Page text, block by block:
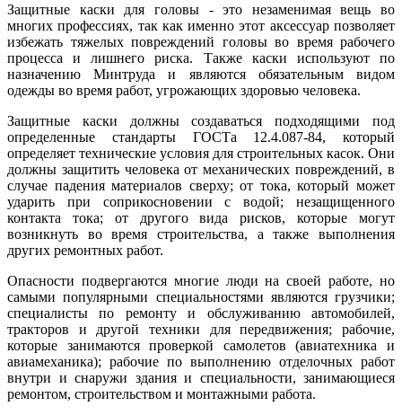
Защитные каски для головы - это незаменимая вещь во
многих профессиях, так как именно этот аксессуар позволяет
избежать тяжелых повреждений головы во время рабочего
процесса и лишнего риска. Также каски используют по
назначению Минтруда и являются обязательным видом
одежды во время работ, угрожающих здоровью человека.
Защитные каски должны создаваться подходящими под
определенные стандарты ГОСТа 12.4.087-84, который
определяет технические условия для строительных касок. Они
должны защитить человека от механических повреждений, в
случае падения материалов сверху; от тока, который может
ударить при соприкосновении с водой; незащищенного
контакта тока; от другого вида рисков, которые могут
возникнуть во время строительства, а также выполнения
других ремонтных работ.
Опасности подвергаются многие люди на своей работе, но
самыми популярными специальностями являются грузчики;
специалисты по ремонту и обслуживанию автомобилей,
тракторов и другой техники для передвижения; рабочие,
которые занимаются проверкой самолетов (авиатехника и
авиамеханика); рабочие по выполнению отделочных работ
внутри и снаружи здания и специальности, занимающиеся
ремонтом, строительством и монтажными работа.